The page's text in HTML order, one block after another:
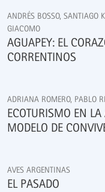
ANDRÉS BOSSO, SANTIAGO
GIACOMO
AGUAPEY: EL
CORRENTINOS
ADRIANA ROMERO, PABLO
ECOTURISMO EN
MODELO DE
AVES ARGENTINAS
EL PASADO